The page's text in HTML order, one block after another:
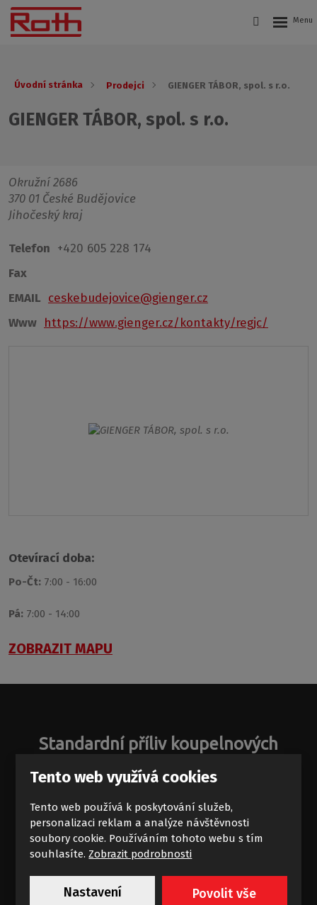
Úvodní stránka Prodejci GIENGER TÁBOR, spol. s r.o.
GIENGER TÁBOR, spol. s r.o.
Okružní 2686
370 01 České Budějovice
Jihočeský kraj
Telefon +420 605 228 174
Fax
EMAIL ceskebudejovice@gienger.cz
Www https://www.gienger.cz/kontakty/regjc/
Otevírací doba:
Po-Čt: 7:00 - 16:00
Pá: 7:00 - 14:00
ZOBRAZIT MAPU
Standardní příliv koupelnových
zajímavostí
Novinky a akce na e-mail
Chci dostávat výhodné nabídky
Tento web využívá cookies
Tento web používá k poskytování služeb,
personalizaci reklam a analýze návštěvnosti
soubory cookie. Používáním tohoto webu s tím
souhlasíte.Zobrazit podrobnosti
Nastavení Povolit vše